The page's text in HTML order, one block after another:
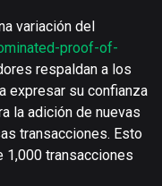
variación del
proof-of-
respaldan a los
expresar su confianza
la adición de nuevas
transacciones. Esto
1,000 transacciones